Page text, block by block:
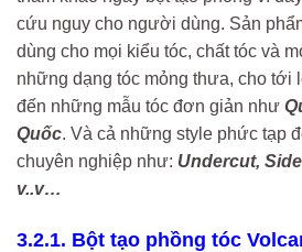
cứu nguy cho người dùng. Sản
dùng cho mọi kiểu tóc, chất tóc và
những dạng tóc mỏng thưa, cho tới
đến những mẫu tóc đơn giản như
Quốc. Và cả những style phức tạp
chuyên nghiệp như: Undercut,
v..v…
3.2.1. Bột tạo phồng tóc